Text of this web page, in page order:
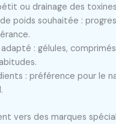
ou drainage des
poids souhaitée :
: gélules,
: préférence pour le
vers des marques